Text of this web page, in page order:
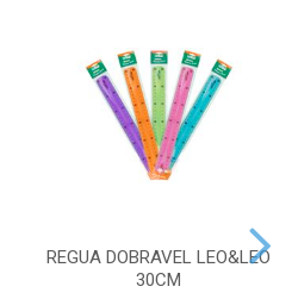
REGUA DOBRAVEL LEO&LEO
30CM